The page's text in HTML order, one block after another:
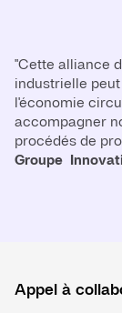
"Cette alliance
industrielle
l'économie
accompagner
procédés de
Groupe
Appel à